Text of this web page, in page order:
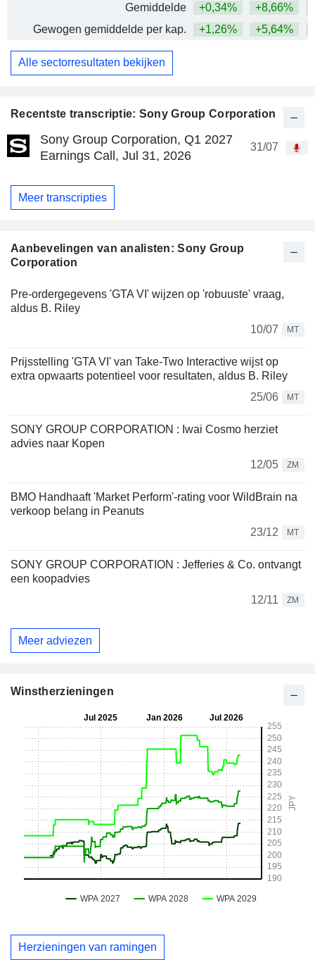
Recentste transcriptie: Sony Group Corporation
Sony Group Corporation, Q1 2027
Earnings Call, Jul 31, 2026
31/07
Meer transcripties
Aanbevelingen van analisten: Sony Group
Corporation
Pre-ordergegevens 'GTA VI' wijzen op 'robuuste' vraag,
aldus B. Riley
10/07
MT
Prijsstelling 'GTA VI' van Take-Two Interactive wijst op
extra opwaarts potentieel voor resultaten, aldus B. Riley
25/06
MT
SONY GROUP CORPORATION : Iwai Cosmo herziet
advies naar Kopen
12/05
ZM
BMO Handhaaft 'Market Perform'-rating voor WildBrain na
verkoop belang in Peanuts
23/12
MT
SONY GROUP CORPORATION : Jefferies & Co. ontvangt
een koopadvies
12/11
ZM
Meer adviezen
Gemiddelde
+0,34% +8,66%
Gewogen gemiddelde per kap.
+1,26% +5,64%
Alle sectorresultaten bekijken
Winstherzieningen
Herzieningen van ramingen